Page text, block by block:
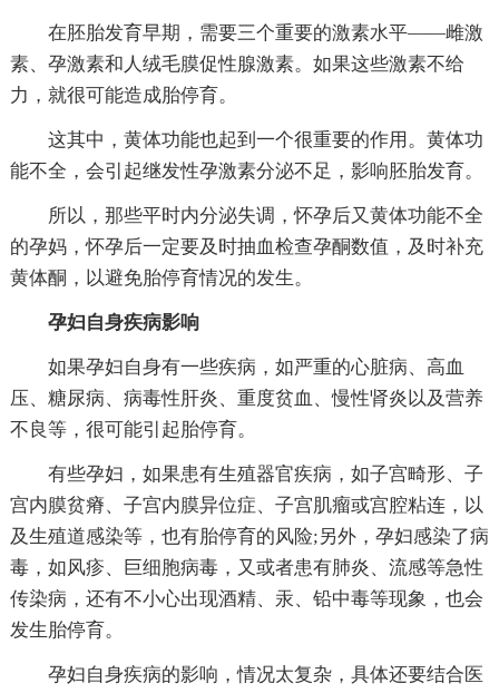
在胚胎发育早期，需要三个重要的激素水平——雌激
素、孕激素和人绒毛膜促性腺激素。如果这些激素不给
力，就很可能造成胎停育。
这其中，黄体功能也起到一个很重要的作用。黄体功
能不全，会引起继发性孕激素分泌不足，影响胚胎发育。
所以，那些平时内分泌失调，怀孕后又黄体功能不全
的孕妈，怀孕后一定要及时抽血检查孕酮数值，及时补充
黄体酮，以避免胎停育情况的发生。
孕妇自身疾病影响
如果孕妇自身有一些疾病，如严重的心脏病、高血
压、糖尿病、病毒性肝炎、重度贫血、慢性肾炎以及营养
不良等，很可能引起胎停育。
有些孕妇，如果患有生殖器官疾病，如子宫畸形、子
宫内膜贫瘠、子宫内膜异位症、子宫肌瘤或宫腔粘连，以
及生殖道感染等，也有胎停育的风险;另外，孕妇感染了病
毒，如风疹、巨细胞病毒，又或者患有肺炎、流感等急性
传染病，还有不小心出现酒精、汞、铅中毒等现象，也会
发生胎停育。
孕妇自身疾病的影响，情况太复杂，具体还要结合医